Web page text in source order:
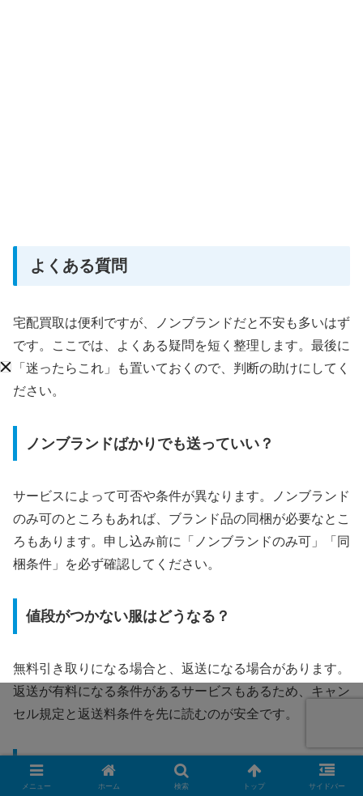
よくある質問
宅配買取は便利ですが、ノンブランドだと不安も多いはず
です。ここでは、よくある疑問を短く整理します。最後に
「迷ったらこれ」も置いておくので、判断の助けにしてく
ださい。
ノンブランドばかりでも送っていい？
サービスによって可否や条件が異なります。ノンブランド
のみ可のところもあれば、ブランド品の同梱が必要なとこ
ろもあります。申し込み前に「ノンブランドのみ可」「同
梱条件」を必ず確認してください。
値段がつかない服はどうなる？
無料引き取りになる場合と、返送になる場合があります。
返送が有料になる条件があるサービスもあるため、キャン
セル規定と返送料条件を先に読むのが安全です。
何日くらいで入金される？
メニュー ホーム 検索 トップ サイドバー